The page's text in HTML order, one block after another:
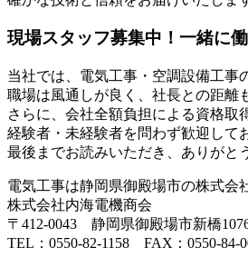
現場スタッフ募集中！一緒に
当社では、電気工事・空調設備工事
職場は風通しが良く、社長との距離
さらに、会社全額負担による資格取
経験者・未経験者を問わず歓迎して
最後までお読みいただき、ありがと
電気工事は静岡県御殿場市の株式会
株式会社内海電機商会
〒412-0043 静岡県御殿場市新橋
TEL：0550-82-1158 FAX：0550-84-